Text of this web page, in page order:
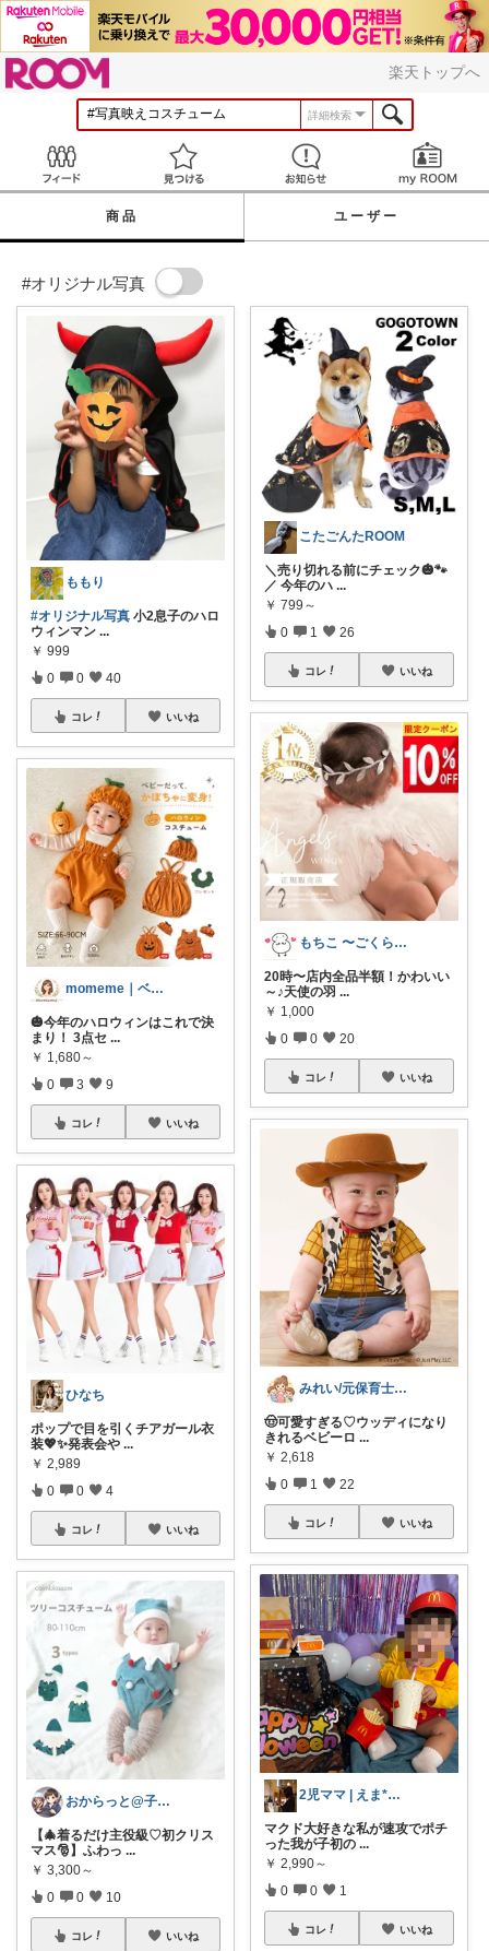
楽天トップへ
詳細検索
見つける お知らせ
商品 ユーザー
#オリジナル写真
ももり
#オリジナル写真 小2息子のハロ
ウィンマン ...
￥ 999
0 0 40
コレ いいね
momeme｜ベビー&キッズ専門店
🎃今年のハロウィンはこれで決
まり！ 3点セ ...
￥ 1,680～
0 3 9
コレ いいね
ひなち
ポップで目を引くチアガール衣
装💖✨発表会や ...
￥ 2,989
0 0 4
コレ いいね
おからっと@子育てに余裕を✨
【🎄着るだけ主役級♡初クリス
マス🎅】ふわっ ...
￥ 3,300～
0 0 10
コレ いいね
こたごんたROOM
＼売り切れる前にチェック🎃🐾
／ 今年のハ ...
￥ 799～
0 1 26
コレ いいね
もちこ 〜ごくらく＆かわいい生活♪
20時〜店内全品半額！かわいい
～♪天使の羽 ...
￥ 1,000
0 0 20
コレ いいね
みれい/元保育士ママ👶神育児アイテム
🤠可愛すぎる♡ウッディになり
きれるベビーロ ...
￥ 2,618
0 1 22
コレ いいね
2児ママ | えま*子育てと暮らし*
マクド大好きな私が速攻でポチ
った我が子初の ...
￥ 2,990～
0 0 1
コレ いいね